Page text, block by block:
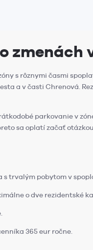
zmenách
s rôznymi časmi
a v časti Chrenová.
parkovanie v
sa oplatí začať
trvalým pobytom v
o dve rezidentské
365 eur ročne.